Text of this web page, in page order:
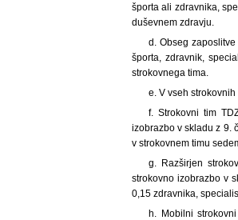
športa ali zdravnika,
duševnem zdravju.
d. Obseg
športa, zdravnik,
strokovnega tima.
e. V vseh
f. Strokovni tim
izobrazbo v skladu z 9.
v strokovnem timu
g. Razširjen
strokovno izobrazbo v
0,15 zdravnika,
h. Mobilni